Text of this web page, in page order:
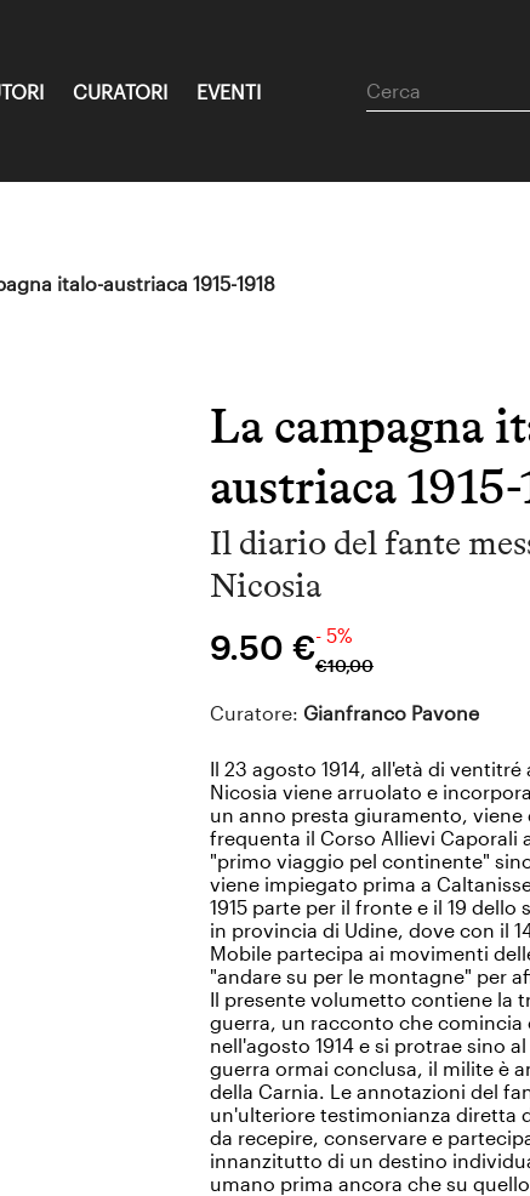
CURATORI EVENTI
italo-austriaca 1915-1918
La campagna
austriaca
Il diario del fante
Nicosia
9.50 €- 5%
€10,00
Curatore: Gianfranco Pavone
Il 23 agosto 1914, all'età di
Nicosia viene arruolato e
un anno presta giuramento, viene
frequenta il Corso Allievi Caporali
"primo viaggio pel continente"
viene impiegato prima a
1915 parte per il fronte e il 19 dello
in provincia di Udine, dove con il
Mobile partecipa ai movimenti
"andare su per le montagne" per
Il presente volumetto contiene la
guerra, un racconto che comincia
nell'agosto 1914 e si protrae sino
guerra ormai conclusa, il milite è
della Carnia. Le annotazioni del
un'ulteriore testimonianza diretta
da recepire, conservare e
innanzitutto di un destino
umano prima ancora che su